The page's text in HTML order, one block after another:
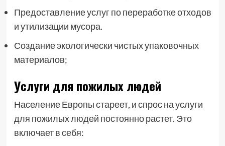
Предоставление услуг по переработке отходов
и утилизации мусора.
Создание экологически чистых упаковочных
материалов;
Услуги для пожилых людей
Население Европы стареет, и спрос на услуги
для пожилых людей постоянно растет. Это
включает в себя: